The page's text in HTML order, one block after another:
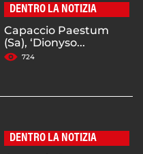
DENTRO LA NOTIZIA
Capaccio Paestum
(Sa), ‘Dionyso...
724
DENTRO LA NOTIZIA